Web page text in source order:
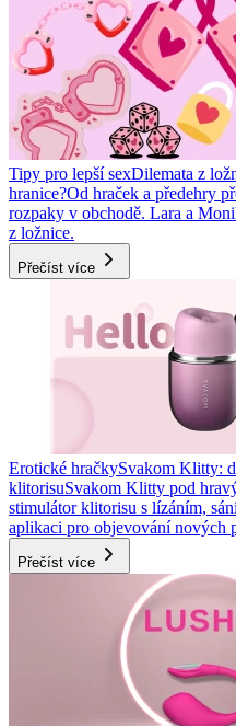
Tipy pro lepší sexDilemata z
hranice?Od hraček a předehry
rozpaky v obchodě. Lara a
z ložnice.
Přečíst více
Erotické hračkySvakom Klitty:
klitorisuSvakom Klitty pod
stimulátor klitorisu s lízáním,
aplikaci pro objevování nových
Přečíst více